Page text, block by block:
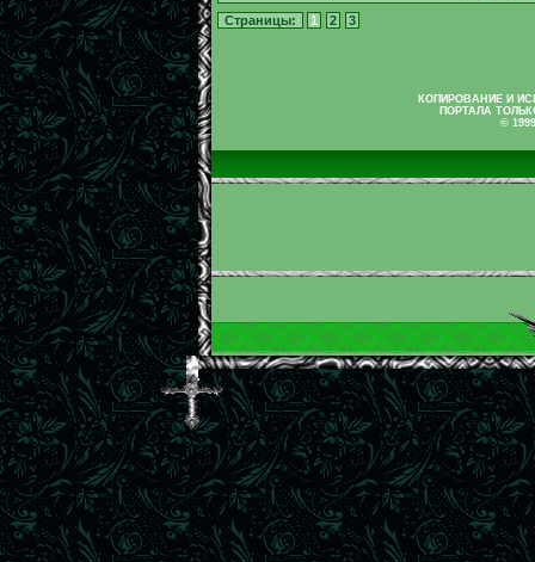
Страницы: 1 2 3
КОПИРОВАНИЕ И
ПОРТАЛА
©